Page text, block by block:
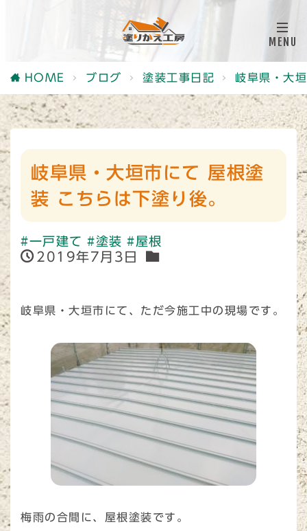
HOME ブログ 塗装工事日記 岐阜県・大
岐阜県・大垣市にて 屋根塗
装 こちらは下塗り後。
#一戸建て #塗装 #屋根
2019年7月3日
岐阜県・大垣市にて、ただ今施工中の現場です。
梅雨の合間に、屋根塗装です。